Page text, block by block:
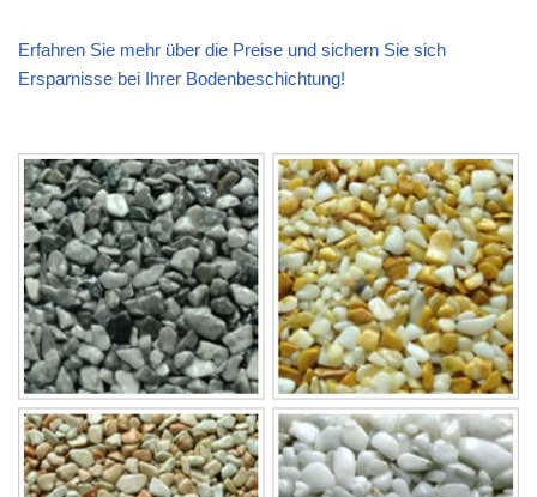
Erfahren Sie mehr über die Preise und sichern Sie sich
Ersparnisse bei Ihrer Bodenbeschichtung!